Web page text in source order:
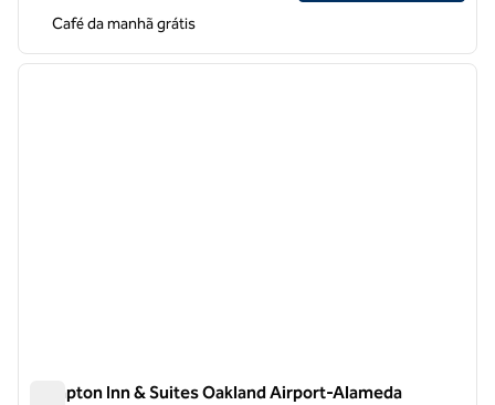
Café da manhã grátis
1 de 12
Hampton Inn & Suites Oakland Airport-Alameda